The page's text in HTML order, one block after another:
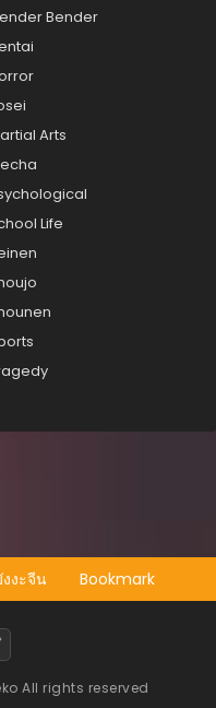
Bender
Arts
Life
งะจีน Bookmark
All rights reserved